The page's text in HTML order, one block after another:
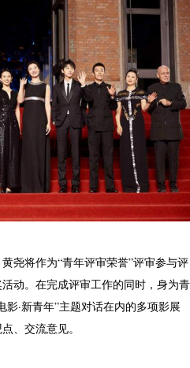
将作为“青年评审荣誉”评审参与评
动。在完成评审工作的同时，身为青
·新青年”主题对话在内的多项影展
、交流意见。